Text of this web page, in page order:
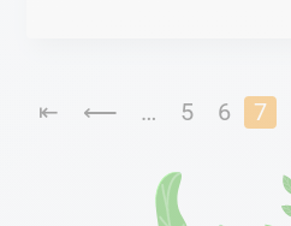
⇤ ⟵ … 5 6 7